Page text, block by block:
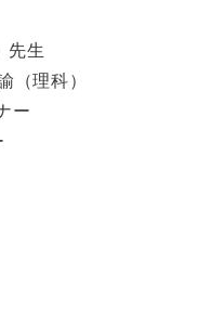
先生
（理科）
ー